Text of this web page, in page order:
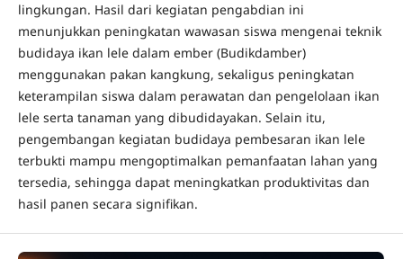
lingkungan. Hasil dari kegiatan pengabdian ini
menunjukkan peningkatan wawasan siswa mengenai teknik
budidaya ikan lele dalam ember (Budikdamber)
menggunakan pakan kangkung, sekaligus peningkatan
keterampilan siswa dalam perawatan dan pengelolaan ikan
lele serta tanaman yang dibudidayakan. Selain itu,
pengembangan kegiatan budidaya pembesaran ikan lele
terbukti mampu mengoptimalkan pemanfaatan lahan yang
tersedia, sehingga dapat meningkatkan produktivitas dan
hasil panen secara signifikan.